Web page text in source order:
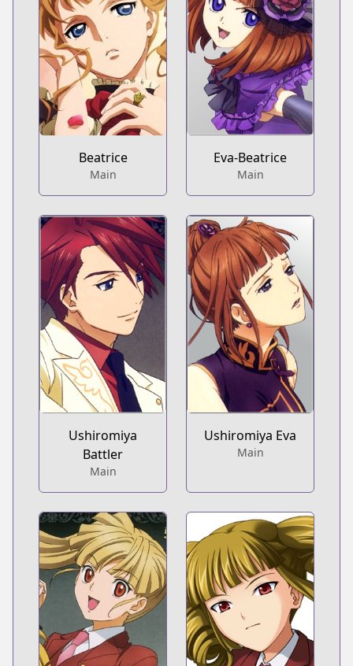
Beatrice
Main
Eva-Beatrice
Main
Ushiromiya
Battler
Main
Ushiromiya Eva
Main